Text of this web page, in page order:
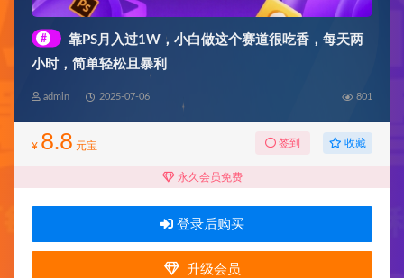
#
靠PS月入过1W，小白做这个赛道很吃香，每天两
小时，简单轻松且暴利
admin 2025-07-06 801
¥ 8.8 元宝 签到 收藏
永久会员免费
登录后购买
升级会员